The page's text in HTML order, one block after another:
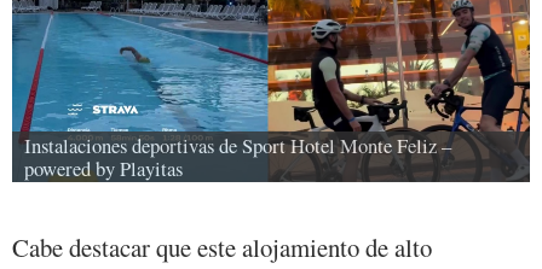
Instalaciones deportivas de Sport Hotel Monte Feliz –
powered by Playitas
Cabe destacar que este alojamiento de alto